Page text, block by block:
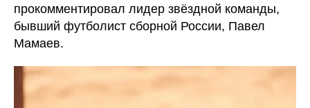
прокомментировал лидер звёздной команды,
бывший футболист сборной России, Павел
Мамаев.